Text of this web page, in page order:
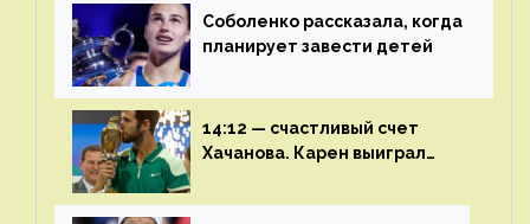
Соболенко рассказала, когда
планирует завести детей
14:12 — счастливый счет
Хачанова. Карен выиграл